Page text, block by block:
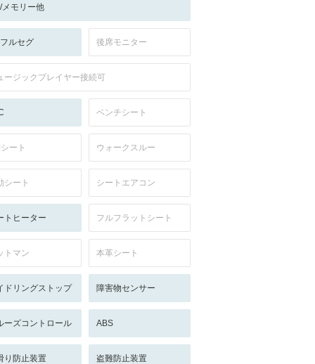
メモリー他
ルセグ 後席モニター
ージックプレイヤー接続可
ベンチシート
ート ウォークスルー
シート シートエアコン
トヒーター フルフラットシート
トマン 本革シート
ドリングストップ 障害物センサー
ーズコントロール ABS
り防止装置 盗難防止装置